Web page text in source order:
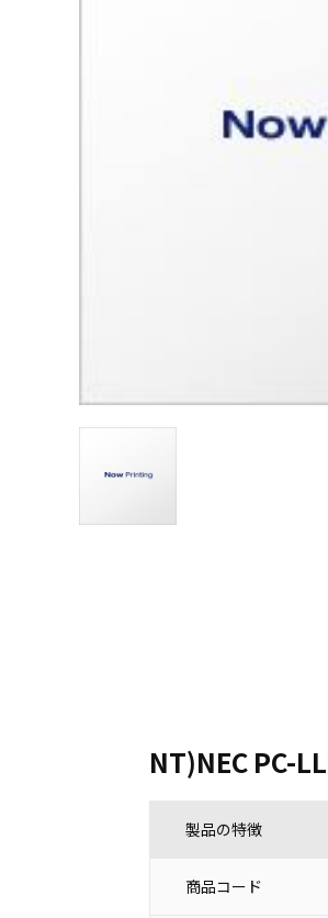
NT)NEC PC-
製品の特徴
商品コード